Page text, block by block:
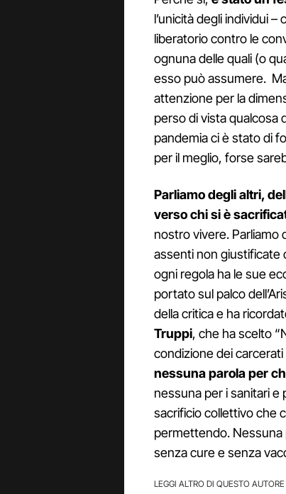
l’unicità degli individui
liberatorio contro le
ognuna delle quali (o
esso può assumere.
attenzione per la
perso di vista qualcosa
pandemia ci è stato di
per il meglio, forse
Parliamo degli altri,
verso chi si è
nostro vivere. Parliamo
assenti non giustificate
ogni regola ha le sue
portato sul palco
della critica e ha
Truppi, che ha scelto
condizione dei carcerati
nessuna parola per
nessuna per i sanitari e
sacrificio collettivo che
permettendo.
senza cure e senza
LEGGI ALTRO DI QUESTO AUTORE